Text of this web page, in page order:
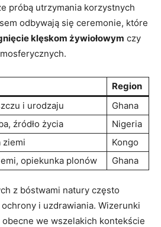
próbą utrzymania korzystnych
odbywają się ceremonie, które
klęskom żywiołowym czy
Region
i urodzaju
Ghana
źródło życia
Nigeria
ziemi
Kongo
opiekunka plonów Ghana
z bóstwami natury często
i uzdrawiania. Wizerunki
obecne we wszelakich kontekście